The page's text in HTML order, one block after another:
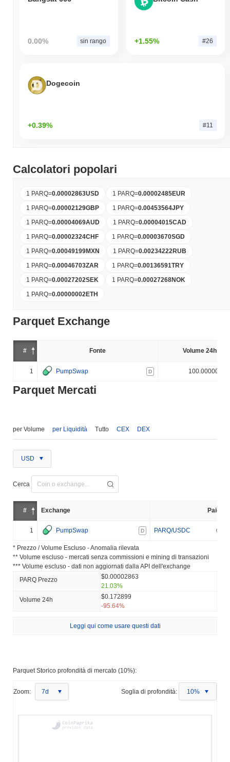
0.00% sin rango +1.55% #26
Dogecoin
+0.39% #11
Calcolatori popolari
1 PARQ=0.00002863USD 1 PARQ=0.00002485EUR
1 PARQ=0.00002129GBP 1 PARQ=0.00453564JPY
1 PARQ=0.00004069AUD 1 PARQ=0.00004015CAD
1 PARQ=0.00002324CHF 1 PARQ=0.00003670SGD
1 PARQ=0.00049199MXN 1 PARQ=0.00234222RUB
1 PARQ=0.00046703ZAR 1 PARQ=0.00136591TRY
1 PARQ=0.00027202SEK 1 PARQ=0.00027268NOK
1 PARQ=0.00000002ETH
Parquet Exchange
# Fonte Volume 24h (%)
1 PumpSwap D 100.000000%
Parquet Mercati
per Volume per Liquidità Tutto CEX DEX
USD
Cerca
# Exchange Paio
1 PumpSwap D PARQ/USDC
* Prezzo / Volume Escluso - Anomalia rilevata
** Volume escluso - mercati senza commissioni e mining di transazioni
*** Volume escluso - dati non aggiornati dalla API dell'exchange
PARQ Prezzo
$0.00002863
21.03%
Volume 24h
$0.172899
-95.64%
Leggi qui come usare questi dati
Parquet Storico profondità di mercato (10%):
Zoom: 7d Soglia di profondità: 10%